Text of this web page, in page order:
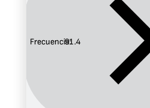
Frecuencia:
91.4
Frecuencia:91.4